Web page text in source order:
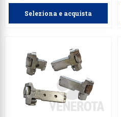
Seleziona e acquista